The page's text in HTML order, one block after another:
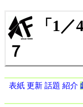
「1／
７
表紙 更新 話題 紹介